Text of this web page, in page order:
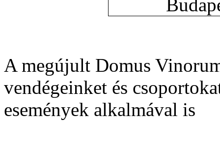
A megújult Domus
vendégeinket és
események alkalmával is